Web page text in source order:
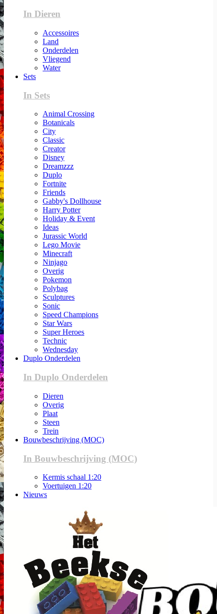
In Dieren
Accessoires
Land
Onderdelen
Vliegend
Water
Sets
In Sets
Animal Crossing
Botanicals
City
Classic
Creator
Disney
Dreamzzz
Duplo
Fortnite
Friends
Gabby's Dollhouse
Harry Potter
Holiday & Event
Ideas
Jurassic World
Lego Movie
Minecraft
Ninjago
Overig
Pokemon
Polybag
Sculptures
Sonic
Speed Champions
Star Wars
Super Heroes
Technic
Wednesday
Duplo Onderdelen
In Duplo Onderdelen
Dieren
Overig
Plaat
Steen
Trein
Bouwbeschrijving (MOC)
In Bouwbeschrijving (MOC)
Kermis schaal 1:20
Voertuigen 1:20
Nieuws